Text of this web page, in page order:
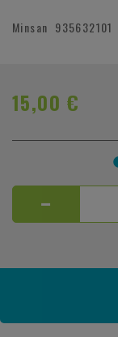
Minsan 935632101
15,00 €